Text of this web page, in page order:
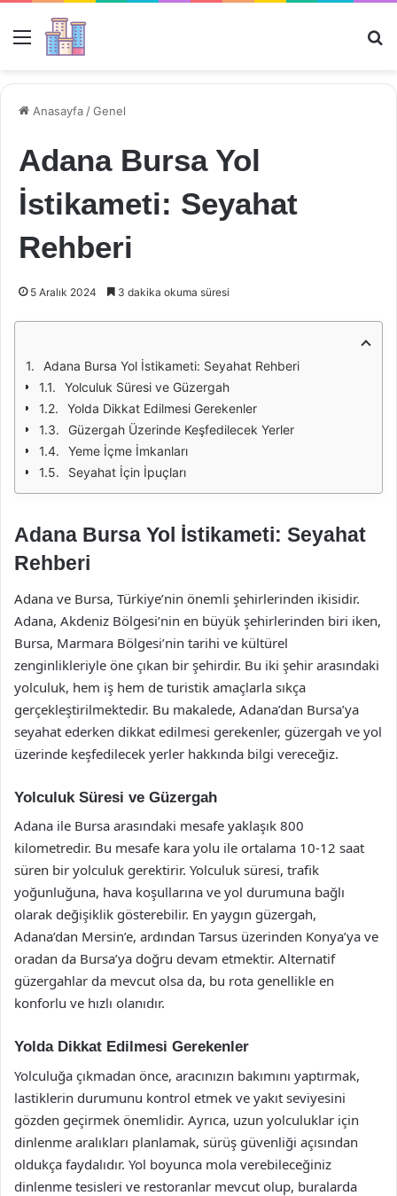
Menü
Anasayfa /Genel
Adana Bursa Yol
İstikameti: Seyahat
Rehberi
5 Aralık 2024 3 dakika okuma süresi
Adana Bursa Yol İstikameti: Seyahat Rehberi
Yolculuk Süresi ve Güzergah
Yolda Dikkat Edilmesi Gerekenler
Güzergah Üzerinde Keşfedilecek Yerler
Yeme İçme İmkanları
Seyahat İçin İpuçları
Adana Bursa Yol İstikameti: Seyahat
Rehberi
Adana ve Bursa, Türkiye’nin önemli şehirlerinden ikisidir.
Adana, Akdeniz Bölgesi’nin en büyük şehirlerinden biri iken,
Bursa, Marmara Bölgesi’nin tarihi ve kültürel
zenginlikleriyle öne çıkan bir şehirdir. Bu iki şehir arasındaki
yolculuk, hem iş hem de turistik amaçlarla sıkça
gerçekleştirilmektedir. Bu makalede, Adana’dan Bursa’ya
seyahat ederken dikkat edilmesi gerekenler, güzergah ve yol
üzerinde keşfedilecek yerler hakkında bilgi vereceğiz.
Yolculuk Süresi ve Güzergah
Adana ile Bursa arasındaki mesafe yaklaşık 800
kilometredir. Bu mesafe kara yolu ile ortalama 10-12 saat
süren bir yolculuk gerektirir. Yolculuk süresi, trafik
yoğunluğuna, hava koşullarına ve yol durumuna bağlı
olarak değişiklik gösterebilir. En yaygın güzergah,
Adana’dan Mersin’e, ardından Tarsus üzerinden Konya’ya ve
oradan da Bursa’ya doğru devam etmektir. Alternatif
güzergahlar da mevcut olsa da, bu rota genellikle en
konforlu ve hızlı olanıdır.
Yolda Dikkat Edilmesi Gerekenler
Yolculuğa çıkmadan önce, aracınızın bakımını yaptırmak,
lastiklerin durumunu kontrol etmek ve yakıt seviyesini
gözden geçirmek önemlidir. Ayrıca, uzun yolculuklar için
dinlenme aralıkları planlamak, sürüş güvenliği açısından
oldukça faydalıdır. Yol boyunca mola verebileceğiniz
dinlenme tesisleri ve restoranlar mevcut olup, buralarda